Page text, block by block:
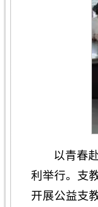
以青春
利举行。支
开展公益支